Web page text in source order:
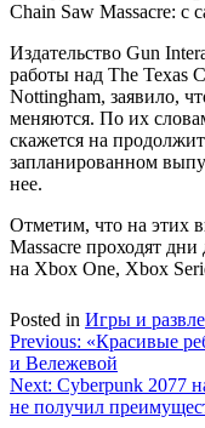
Издательство Gun
работы над The Texas
Nottingham, заявило,
меняются. По их
скажется на
запланированном
нее.
Отметим, что на этих
Massacre проходят
на Xbox One, Xbox
Posted in Игры и
Навигация
по
записям
Previous: «Красивые
и Вележевой
Next: Cyberpunk 2077
не получил